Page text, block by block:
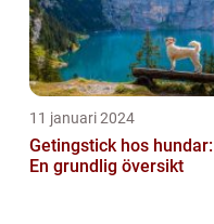
11 januari 2024
Getingstick hos hundar:
En grundlig översikt